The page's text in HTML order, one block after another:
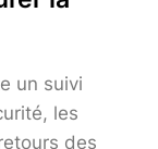
un suivi
les
des